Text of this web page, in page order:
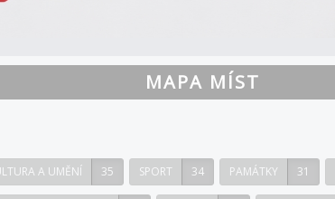
MAPA MÍST
A UMĚNÍ 35 SPORT 34 PAMÁTKY 31